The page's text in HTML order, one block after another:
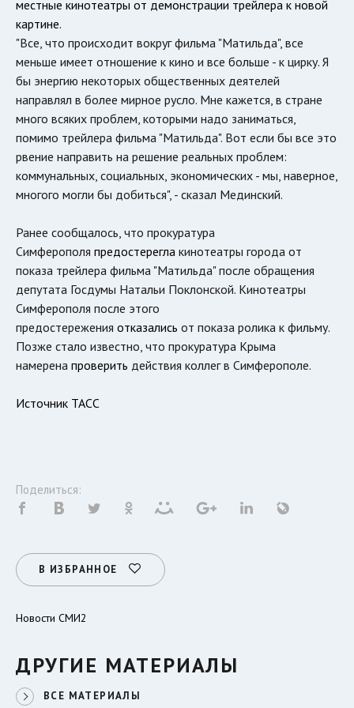
местные кинотеатры от демонстрации трейлера к новой
картине.
"Все, что происходит вокруг фильма "Матильда", все
меньше имеет отношение к кино и все больше - к цирку. Я
бы энергию некоторых общественных деятелей
направлял в более мирное русло. Мне кажется, в стране
много всяких проблем, которыми надо заниматься,
помимо трейлера фильма "Матильда". Вот если бы все это
рвение направить на решение реальных проблем:
коммунальных, социальных, экономических - мы, наверное,
многого могли бы добиться", - сказал Мединский.
Ранее сообщалось, что прокуратура
Симферополя предостерегла кинотеатры города от
показа трейлера фильма "Матильда" после обращения
депутата Госдумы Натальи Поклонской. Кинотеатры
Симферополя после этого
предостережения отказались от показа ролика к фильму.
Позже стало известно, что прокуратура Крыма
намерена проверить действия коллег в Симферополе.
Источник ТАСС
Поделиться:
В ИЗБРАННОЕ
Новости СМИ2
ДРУГИЕ МАТЕРИАЛЫ
ВСЕ МАТЕРИАЛЫ